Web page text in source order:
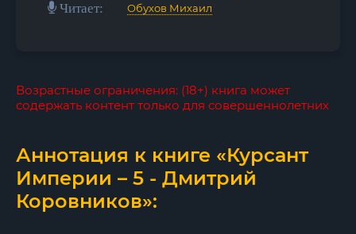
Читает: Обухов Михаил
Возрастные ограничения: (18+) книга может
содержать контент только для совершеннолетних
Аннотация к книге «Курсант
Империи – 5 - Дмитрий
Коровников»: